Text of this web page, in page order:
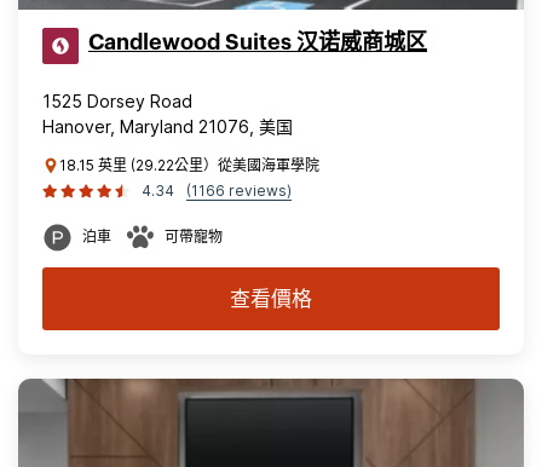
Candlewood Suites 汉诺威商城区
1525 Dorsey Road
Hanover, Maryland 21076, 美国
18.15 英里 (29.22公里）從美國海軍學院
4.34
(1166 reviews)
泊車 可帶寵物
查看價格